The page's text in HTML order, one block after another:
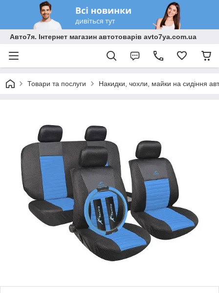
Авто7я. Інтернет магазин автотоварів avto7ya.com.ua
Товари та послуги Накидки, чохли, майки на сидіння